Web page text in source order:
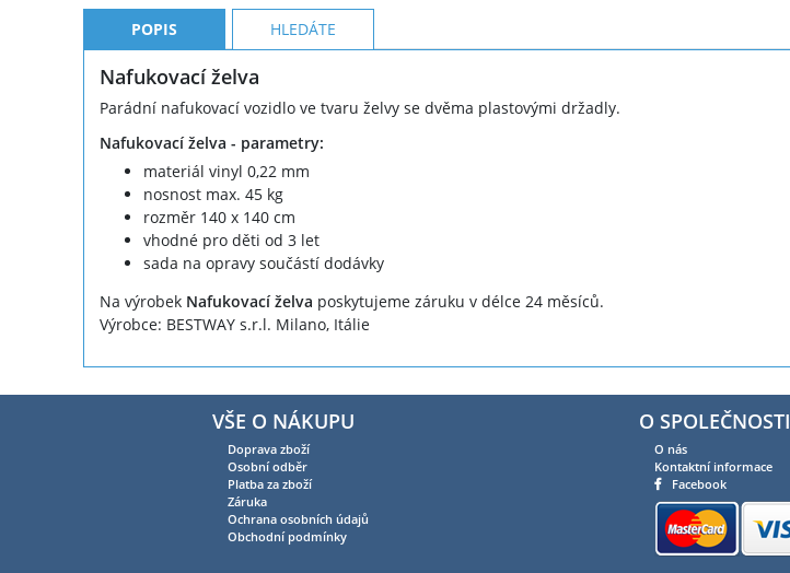
POPIS HLEDÁTE
Nafukovací želva
Parádní nafukovací vozidlo ve tvaru želvy se dvěma plastovými držadly.
Nafukovací želva - parametry:
materiál vinyl 0,22 mm
nosnost max. 45 kg
rozměr 140 x 140 cm
vhodné pro děti od 3 let
sada na opravy součástí dodávky
Na výrobek Nafukovací želva poskytujeme záruku v délce 24 měsíců.
Výrobce: BESTWAY s.r.l. Milano, Itálie
VŠE O NÁKUPU
Doprava zboží
Osobní odběr
Platba za zboží
Záruka
Ochrana osobních údajů
Obchodní podmínky
O SPOLEČNOSTI
O nás
Kontaktní informace
Facebook